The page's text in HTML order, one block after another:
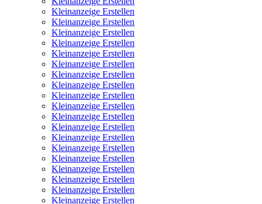
Kleinanzeige Erstellen
Kleinanzeige Erstellen
Kleinanzeige Erstellen
Kleinanzeige Erstellen
Kleinanzeige Erstellen
Kleinanzeige Erstellen
Kleinanzeige Erstellen
Kleinanzeige Erstellen
Kleinanzeige Erstellen
Kleinanzeige Erstellen
Kleinanzeige Erstellen
Kleinanzeige Erstellen
Kleinanzeige Erstellen
Kleinanzeige Erstellen
Kleinanzeige Erstellen
Kleinanzeige Erstellen
Kleinanzeige Erstellen
Kleinanzeige Erstellen
Kleinanzeige Erstellen